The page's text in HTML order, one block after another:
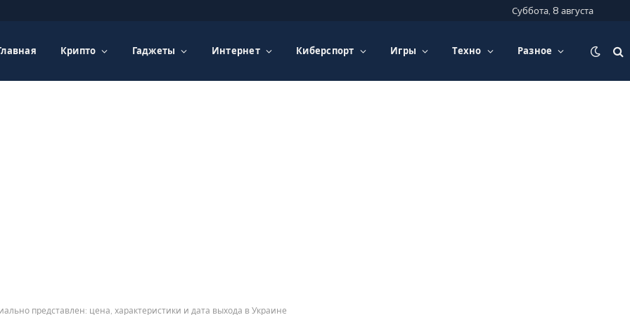
Суббота, 8 августа
Крипто Гаджеты Интернет Киберспорт Игры Техно Разное
представлен: цена, характеристики и дата выхода в Украине